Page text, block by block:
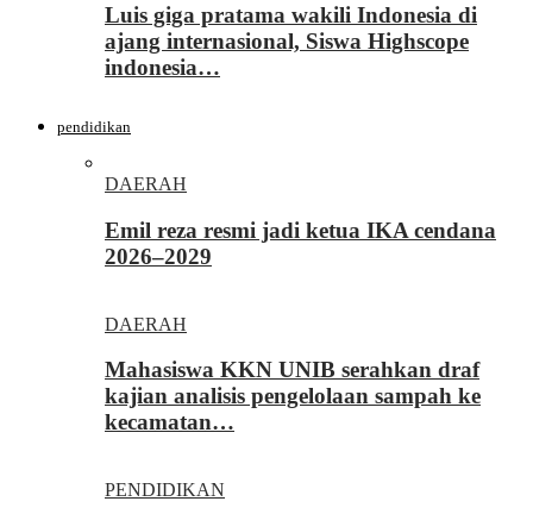
Luis giga pratama wakili Indonesia di
ajang internasional, Siswa Highscope
indonesia…
pendidikan
DAERAH
Emil reza resmi jadi ketua IKA cendana
2026–2029
DAERAH
Mahasiswa KKN UNIB serahkan draf
kajian analisis pengelolaan sampah ke
kecamatan…
PENDIDIKAN